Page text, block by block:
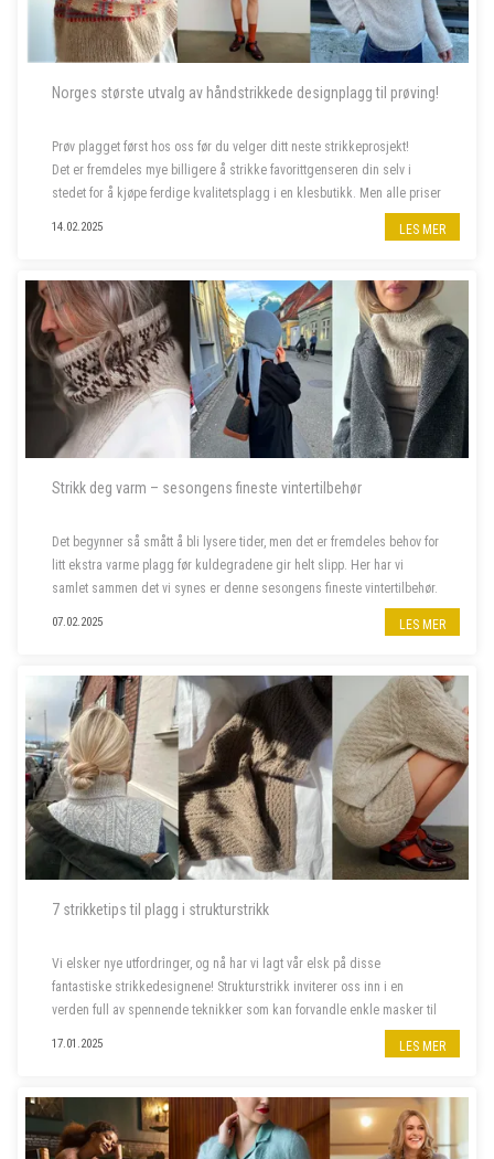
Norges største utvalg av håndstrikkede designplagg til prøving!
Prøv plagget først hos oss før du velger ditt neste strikkeprosjekt!
Det er fremdeles mye billigere å strikke favorittgenseren din selv i
stedet for å kjøpe ferdige kvalitetsplagg i en klesbutikk. Men alle priser
14.02.2025 LES MER
Strikk deg varm – sesongens fineste vintertilbehør
Det begynner så smått å bli lysere tider, men det er fremdeles behov for
litt ekstra varme plagg før kuldegradene gir helt slipp. Her har vi
samlet sammen det vi synes er denne sesongens fineste vintertilbehør.
07.02.2025 LES MER
7 strikketips til plagg i strukturstrikk
Vi elsker nye utfordringer, og nå har vi lagt vår elsk på disse
fantastiske strikkedesignene! Strukturstrikk inviterer oss inn i en
verden full av spennende teknikker som kan forvandle enkle masker til
imponerende plagg. Dette er prosjektene som skal på våre pinner
17.01.2025 LES MER